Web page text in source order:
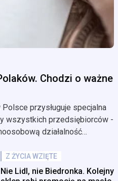
Chodzi o ważne
przysługuje specjalna
wszystkich przedsiębiorców -
działalność
złożyli taki wniosek. Co
Z ŻYCIA WZIĘTE
Nie Lidl, nie Biedronka. Kolejny